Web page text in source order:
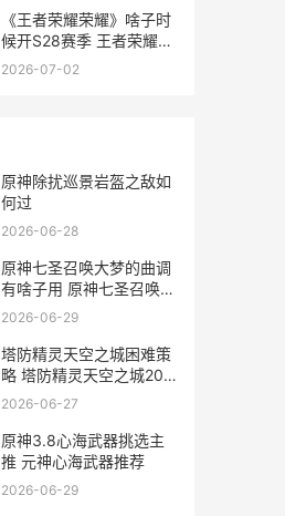
《王者荣耀荣耀》啥子时
候开S28赛季 王者荣耀荣
耀之章命运篇免费观看完
2026-07-02
原神除扰巡景岩盔之敌如
何过
2026-06-28
原神七圣召唤大梦的曲调
有啥子用 原神七圣召唤大
概有多少玩家
2026-06-29
塔防精灵天空之城困难策
略 塔防精灵天空之城20
关攻略
2026-06-27
原神3.8心海武器挑选主
推 元神心海武器推荐
2026-06-29